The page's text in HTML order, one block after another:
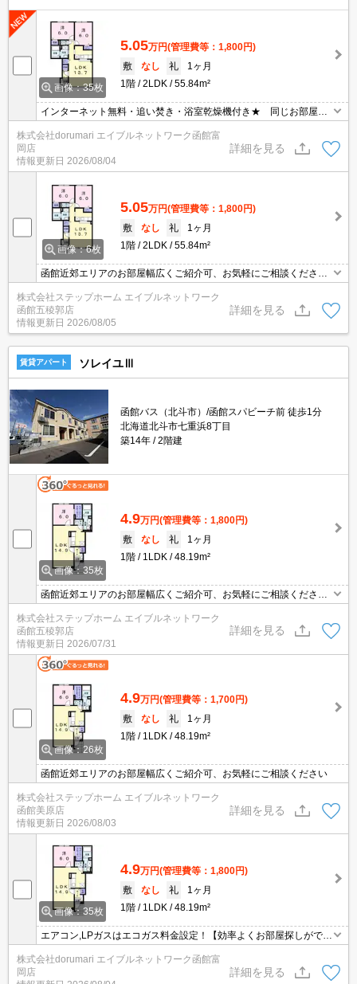
画像：35枚
5.05万円(管理費等：1,800円)
敷
なし 礼
1ヶ月
1階
2LDK 55.84m²
インターネット無料・追い焚き・浴室乾燥機付き★ 同じお部屋が
て」エイブルNW函館富岡店へお任せください！どのお部屋でもご
株式会社dorumari エイブルネットワーク函館富
岡店
情報更新日 2026/08/04
詳細を見る
画像：6枚
5.05万円(管理費等：1,800円)
敷
なし 礼
1ヶ月
1階
2LDK 55.84m²
函館近郊エリアのお部屋幅広くご紹介可、お気軽にご相談くださ
となっております♪モニター付きインターホンなので来訪者を確認で
きて安心◎
株式会社ステップホーム エイブルネットワーク
函館五稜郭店
情報更新日 2026/08/05
詳細を見る
賃貸アパート ソレイユⅢ
函館バス（北斗市）/函館スパビーチ前 徒歩1分
北海道北斗市七重浜8丁目
築14年
2階建
画像：35枚
4.9万円(管理費等：1,800円)
敷
なし 礼
1ヶ月
1階
1LDK 48.19m²
函館近郊エリアのお部屋幅広くご紹介可、お気軽にご相談くださ
い 経済的なエコガス料金設定★エアコン付き！ウォークインクロ
ーゼットにはお洋服もたくさん収納できますよ♪
株式会社ステップホーム エイブルネットワーク
函館五稜郭店
情報更新日 2026/07/31
詳細を見る
画像：26枚
4.9万円(管理費等：1,700円)
敷
なし 礼
1ヶ月
1階
1LDK 48.19m²
函館近郊エリアのお部屋幅広くご紹介可、お気軽にご相談ください
株式会社ステップホーム エイブルネットワーク
函館美原店
情報更新日 2026/08/03
詳細を見る
画像：35枚
4.9万円(管理費等：1,800円)
敷
なし 礼
1ヶ月
1階
1LDK 48.19m²
エアコン,LPガスはエコガス料金設定！【効率よくお部屋探しができ
るお店】同じお部屋がいくつも出てきて探すのが大変。。そんな時
は「窓口を一つにして」エイブルNW函館富岡店へお任せくださ
い！どのお部屋でもご紹介、ご案内させていただきます。
株式会社dorumari エイブルネットワーク函館富
岡店
詳細を見る